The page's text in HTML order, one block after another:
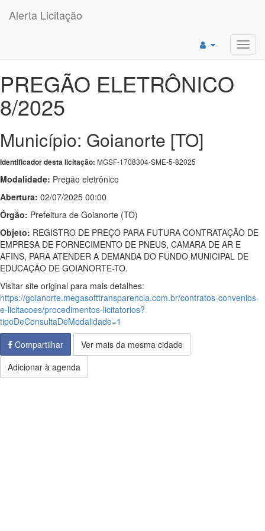
Alerta Licitação
PREGÃO ELETRÔNICO
8/2025
Município: Goianorte [TO]
Identificador desta licitação: MGSF-1708304-SME-5-82025
Modalidade: Pregão eletrônico
Abertura: 02/07/2025 00:00
Órgão: Prefeitura de Goianorte (TO)
Objeto: REGISTRO DE PREÇO PARA FUTURA CONTRATAÇÃO DE
EMPRESA DE FORNECIMENTO DE PNEUS, CAMARA DE AR E
AFINS, PARA ATENDER A DEMANDA DO FUNDO MUNICIPAL DE
EDUCAÇÃO DE GOIANORTE-TO.
Visitar site original para mais detalhes:
https://goianorte.megasofttransparencia.com.br/contratos-convenios-
e-licitacoes/procedimentos-licitatorios?
tipoDeConsultaDeModalidade=1
Compartilhar
Ver mais da mesma cidade
Adicionar à agenda